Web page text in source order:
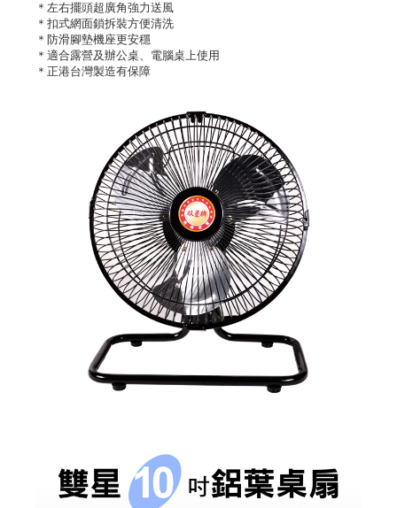
＊左右擺頭超廣角強力送風
＊扣式網面鎖拆裝方便清洗
＊防滑腳墊機座更安穩
＊適合露營及辦公桌、電腦桌上使用
＊正港台灣製造有保障